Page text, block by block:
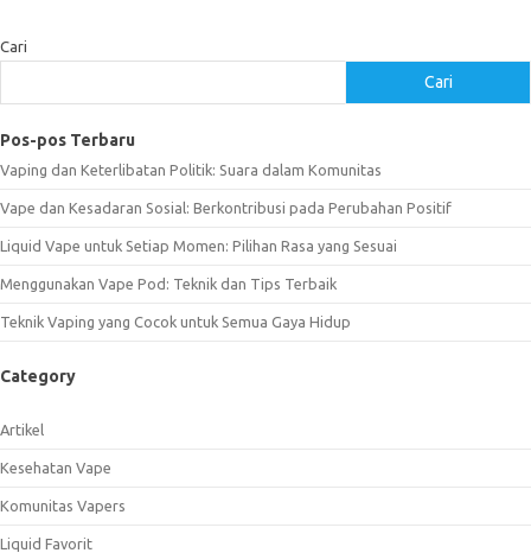
Cari
Cari
Pos-pos Terbaru
Vaping dan Keterlibatan Politik: Suara dalam Komunitas
Vape dan Kesadaran Sosial: Berkontribusi pada Perubahan Positif
Liquid Vape untuk Setiap Momen: Pilihan Rasa yang Sesuai
Menggunakan Vape Pod: Teknik dan Tips Terbaik
Teknik Vaping yang Cocok untuk Semua Gaya Hidup
Category
Artikel
Kesehatan Vape
Komunitas Vapers
Liquid Favorit